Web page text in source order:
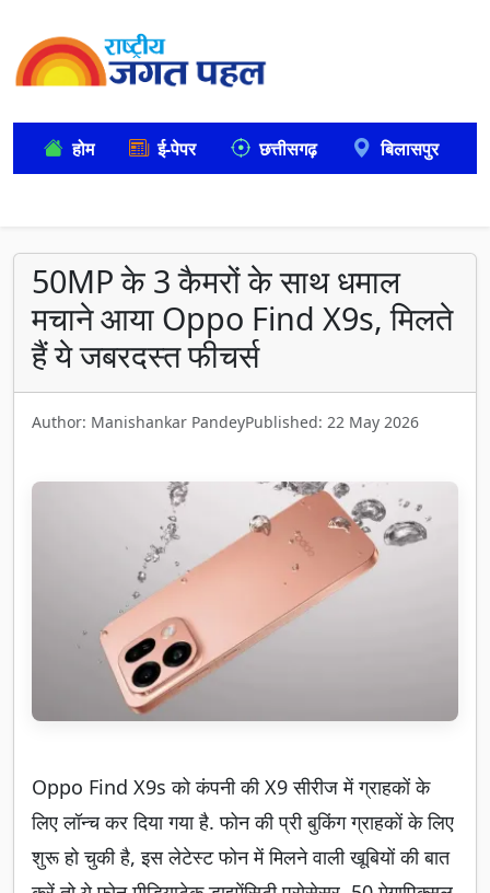
होम ई-पेपर छत्तीसगढ़ बिलासपुर
50MP के 3 कैमरों के साथ धमाल
मचाने आया Oppo Find X9s, मिलते
हैं ये जबरदस्त फीचर्स
Author: Manishankar PandeyPublished: 22 May 2026
Oppo Find X9s को कंपनी की X9 सीरीज में ग्राहकों के
लिए लॉन्च कर दिया गया है. फोन की प्री बुकिंग ग्राहकों के लिए
शुरू हो चुकी है, इस लेटेस्ट फोन में मिलने वाली खूबियों की बात